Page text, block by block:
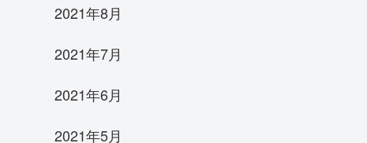
2021年8月
2021年7月
2021年6月
2021年5月